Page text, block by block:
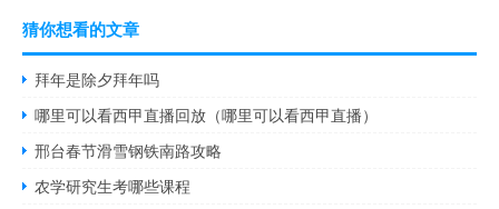
猜你想看的文章
拜年是除夕拜年吗
哪里可以看西甲直播回放（哪里可以看西甲直播）
邢台春节滑雪钢铁南路攻略
农学研究生考哪些课程